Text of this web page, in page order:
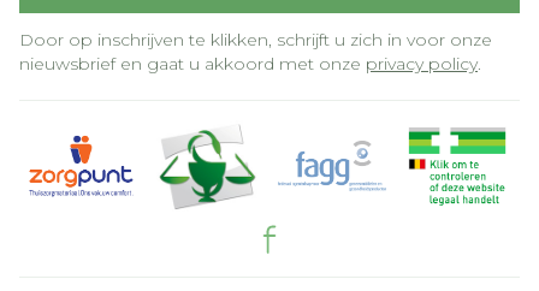
Door op inschrijven te klikken, schrijft u zich in voor onze
nieuwsbrief en gaat u akkoord met onze privacy policy.